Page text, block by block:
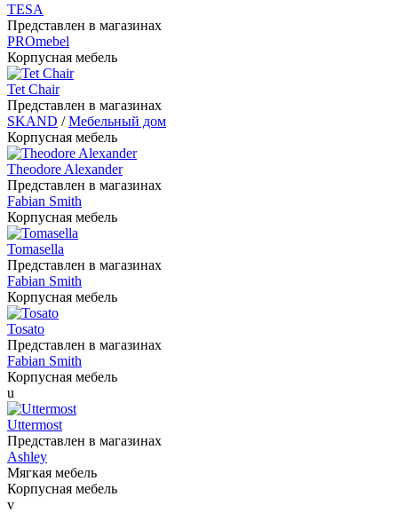
TESA
Представлен в магазинах
PROmebel
Корпусная мебель
Tet Chair
Представлен в магазинах
SKAND /Мебельный дом
Корпусная мебель
Theodore Alexander
Представлен в магазинах
Fabian Smith
Корпусная мебель
Tomasella
Представлен в магазинах
Fabian Smith
Корпусная мебель
Tosato
Представлен в магазинах
Fabian Smith
Корпусная мебель
u
Uttermost
Представлен в магазинах
Ashley
Мягкая мебель
Корпусная мебель
v